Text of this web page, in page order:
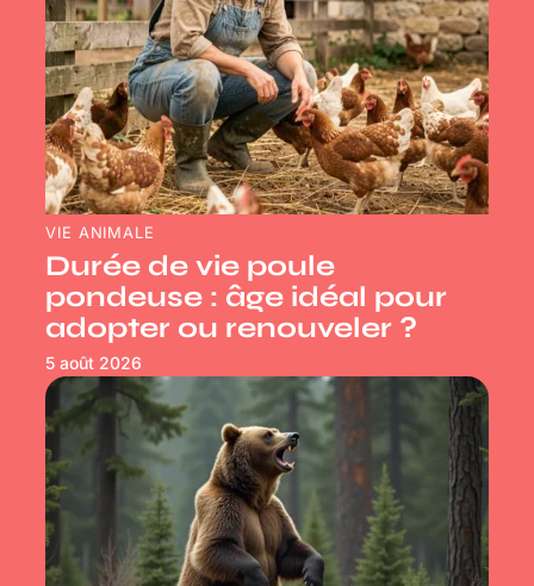
VIE ANIMALE
Durée de vie poule
pondeuse : âge idéal pour
adopter ou renouveler ?
5 août 2026